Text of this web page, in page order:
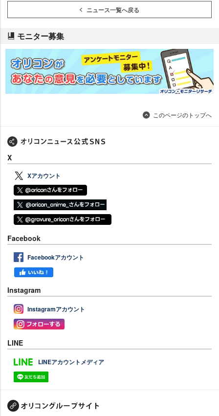
ニュース一覧へ戻る
モニター募集
このページのトップへ
X
Xアカウント
Facebook
Facebookアカウント
Instagram
Instagramアカウント
LINE
LINEアカウントメディア